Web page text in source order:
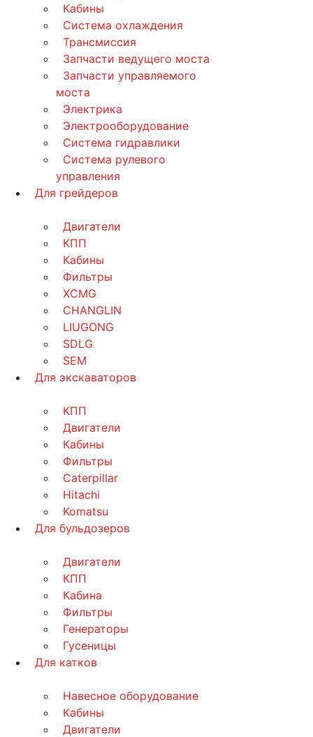
Кабины
Система охлаждения
Трансмиссия
Запчасти ведущего моста
Запчасти управляемого
моста
Электрика
Электрооборудование
Система гидравлики
Система рулевого
управления
Для грейдеров
Двигатели
КПП
Кабины
Фильтры
XCMG
CHANGLIN
LIUGONG
SDLG
SEM
Для экскаваторов
КПП
Двигатели
Кабины
Фильтры
Caterpillar
Hitachi
Komatsu
Для бульдозеров
Двигатели
КПП
Кабина
Фильтры
Генераторы
Гусеницы
Для катков
Навесное оборудование
Кабины
Двигатели